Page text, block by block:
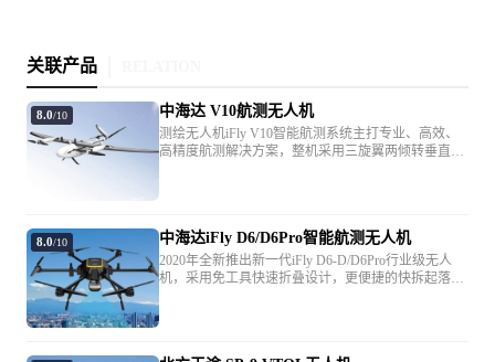
工作环境温度
图传
最大图传距离(无遮
售后服务
设备险
关联产品
8.0/10 中海达 V10航测无人机
测绘无人机iFly V10智能航测系统主打专业、高效、
高精度航测解决方案，整机采用三旋翼两倾转垂直起
助手，实现1：500裸眼3D测图作业。
8.0/10 中海达iFly D6/D6Pro智能航测无人机
2020年全新推出新一代iFly D6-D/D6Pro行业级无人
机，采用免工具快速折叠设计，更便捷的快拆起落